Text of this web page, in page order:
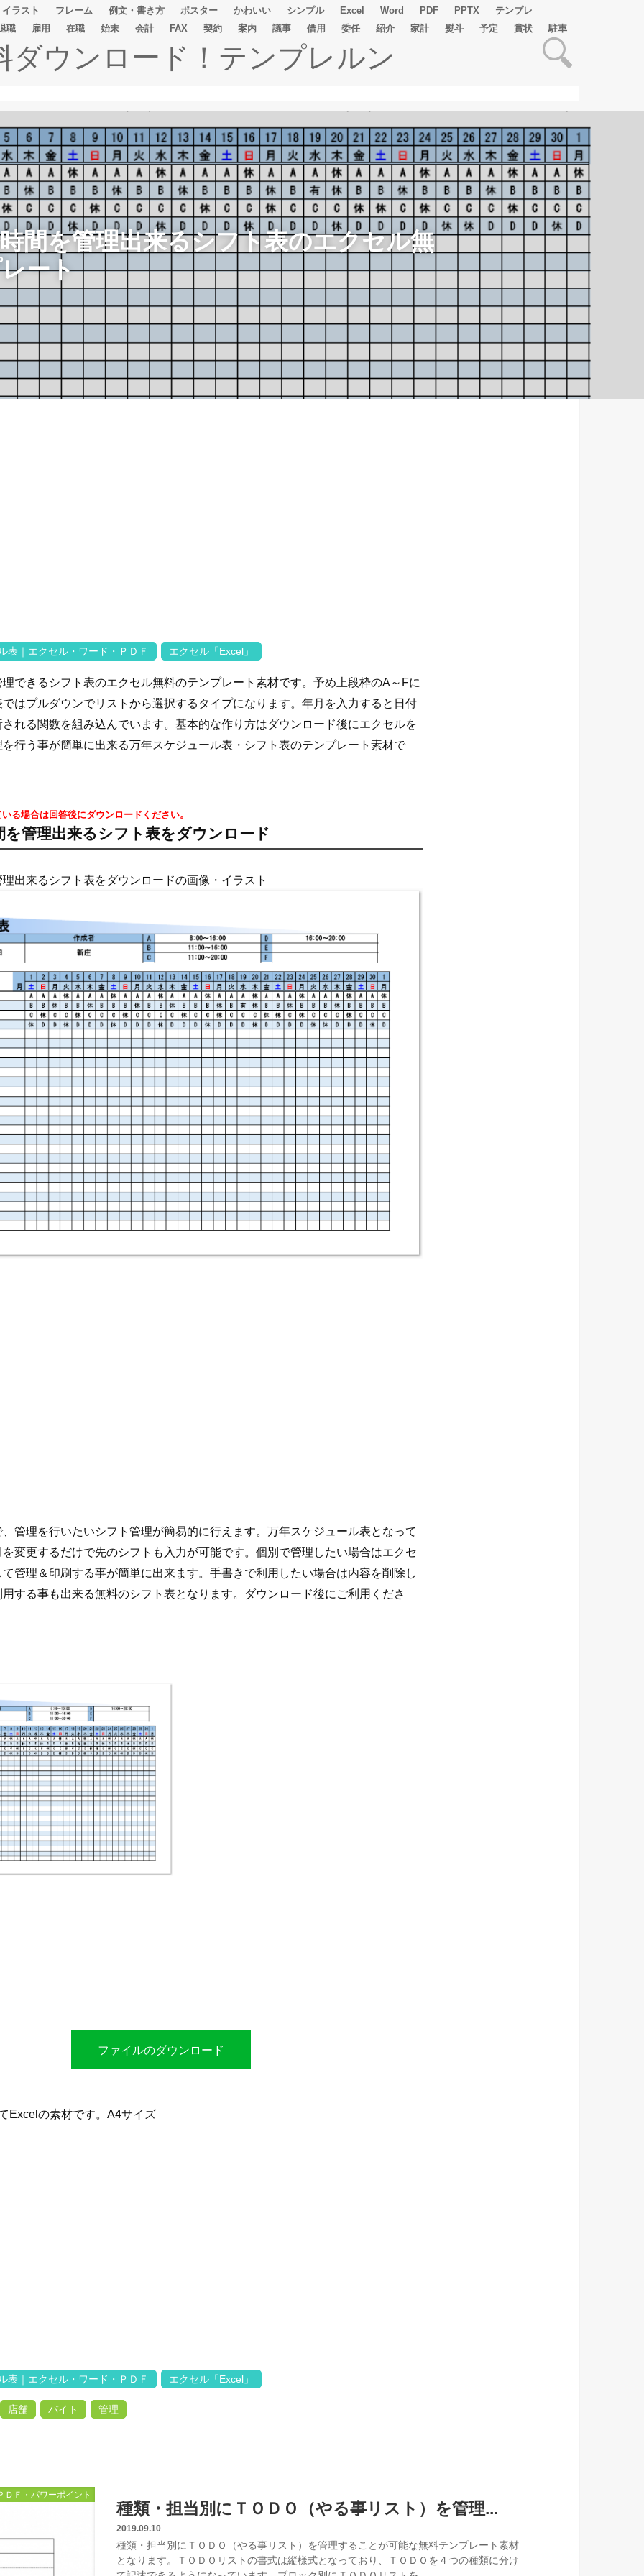
イラスト フレーム 例文・書き方 ポスター かわいい シンプル Excel Word PDF PPTX
テンプレ
職
雇用 在職 始末 会計 FAX 契約 案内 議事 借用 委任 紹介 家計 熨斗 予定 賞状 駐車
ダウンロード！テンプレルン
間を管理出来るシフト表のエクセル無
ート
表｜エクセル・ワード・ＰＤＦ エクセル「Excel」
できるシフト表のエクセル無料のテンプレート素材です。予め上段枠のA～Fに
はプルダウンでリストから選択するタイプになります。年月を入力すると日付
れる関数を組み込んでいます。基本的な作り方はダウンロード後にエクセルを
行う事が簡単に出来る万年スケジュール表・シフト表のテンプレート素材で
る場合は回答後にダウンロードください。
を管理出来るシフト表をダウンロード
出来るシフト表をダウンロードの画像・イラスト
管理を行いたいシフト管理が簡易的に行えます。万年スケジュール表となって
変更するだけで先のシフトも入力が可能です。個別で管理したい場合はエクセ
管理＆印刷する事が簡単に出来ます。手書きで利用したい場合は内容を削除し
する事も出来る無料のシフト表となります。ダウンロード後にご利用くださ
ファイルのダウンロード
Excelの素材です。A4サイズ
表｜エクセル・ワード・ＰＤＦ エクセル「Excel」
店舗 バイト 管理
ＤＦ・パワーポイント
種類・担当別にＴＯＤＯ（やる事リスト）を管理...
2019.09.10
種類・担当別にＴＯＤＯ（やる事リスト）を管理することが可能な無料テンプレート素材
となります。ＴＯＤＯリストの書式は縦様式となっており、ＴＯＤＯを４つの種類に分け